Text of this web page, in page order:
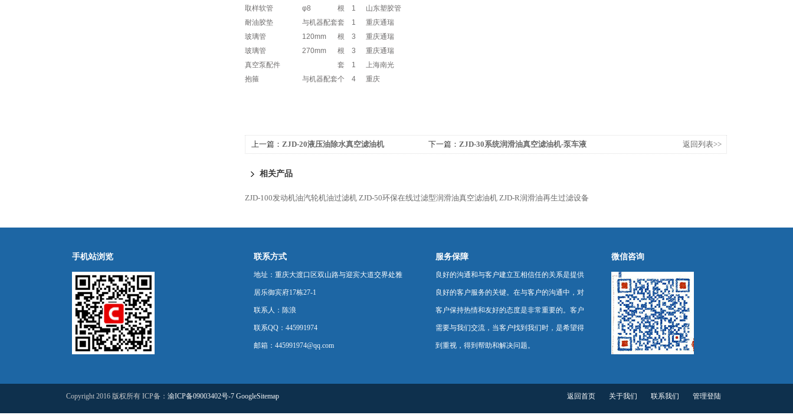
取样软管
φ8 根 1
山东塑胶管
耐油胶垫
与机器配套套 1
重庆通瑞
玻璃管
120mm 根 3
重庆通瑞
玻璃管
270mm 根 3
重庆通瑞
真空泵配件
套 1
上海南光
抱箍
与机器配套个 4 重庆
上一篇： ZJD-20液压油除水真空滤油机 下一篇： ZJD-30系统润滑油真空滤油机-泵车液
返回列表>>
相关产品
ZJD-100发动机油汽轮机油过滤机 ZJD-50环保在线过滤型润滑油真空滤油机 ZJD-R润滑油再生过滤设备
手机站浏览 联系方式
地址：重庆大渡口区双山路与迎宾大道交界处雅
居乐御宾府17栋27-1
联系人：陈浪
联系QQ：445991974
邮箱：445991974@qq.com
服务保障
良好的沟通和与客户建立互相信任的关系是提供
良好的客户服务的关键。在与客户的沟通中，对
客户保持热情和友好的态度是非常重要的。客户
需要与我们交流，当客户找到我们时，是希望得
到重视，得到帮助和解决问题。
微信咨询
Copyright 2016 版权所有 ICP备： 渝ICP备09003402号-7 GoogleSitemap 返回首页 关于我们 联系我们 管理登陆